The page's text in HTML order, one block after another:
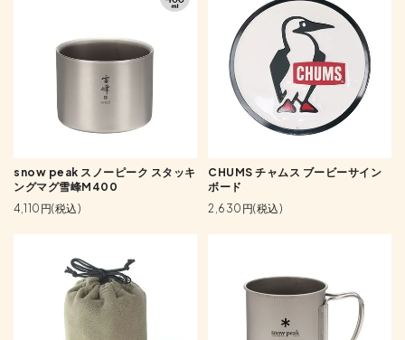
snow peak スノーピーク スタッキ
ングマグ雪峰M400
4,110円(税込)
CHUMS チャムス ブービーサイン
ボード
2,630円(税込)